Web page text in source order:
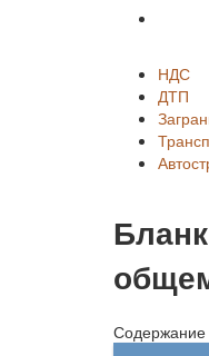
НДС
ДТП
Содержание